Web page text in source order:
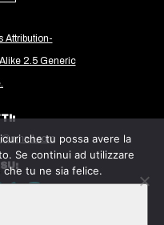
Attribution-
2.5 Generic
che tu possa avere la
Se continui ad utilizzare
che tu ne sia felice.